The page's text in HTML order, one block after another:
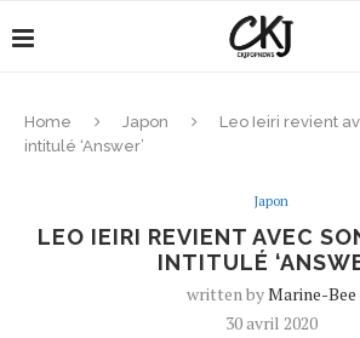
Home Japon
Leo Ieiri revient
intitulé ‘Answer’
Japon
LEO IEIRI REVIENT AVEC
INTITULÉ
written byMarine-Bee
30 avril 2020